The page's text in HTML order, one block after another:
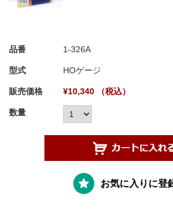
品番 1-326A
型式 HOゲージ
販売価格 ¥10,340 （税込）
数量
お気に入りに登